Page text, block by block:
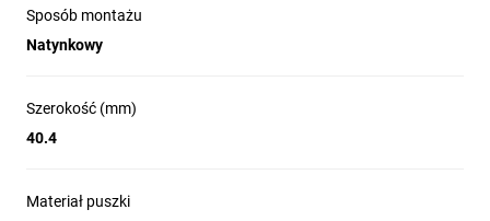
Sposób montażu
Natynkowy
Szerokość (mm)
40.4
Materiał puszki